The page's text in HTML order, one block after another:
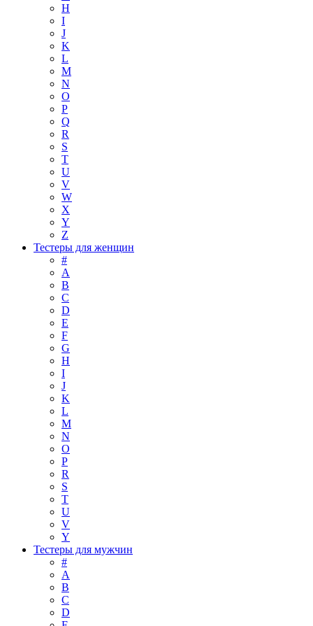
H
I
J
K
L
M
N
O
P
Q
R
S
T
U
V
W
X
Y
Z
Тестеры для женщин
#
A
B
C
D
E
F
G
H
I
J
K
L
M
N
O
P
R
S
T
U
V
Y
Тестеры для мужчин
#
A
B
C
D